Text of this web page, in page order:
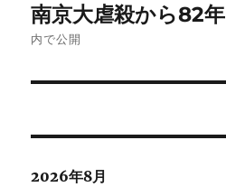
稿
ゲ
南京大虐殺から82年
内で公開
2026年8月